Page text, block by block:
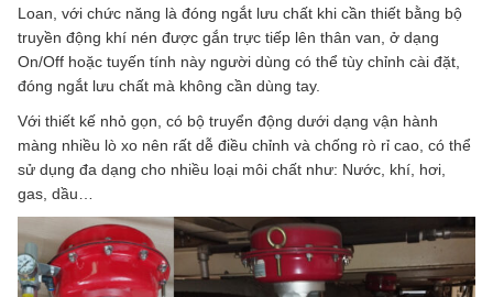
Loan, với chức năng là đóng ngắt lưu chất khi cần thiết bằng bộ
truyền động khí nén được gắn trực tiếp lên thân van, ở dạng
On/Off hoặc tuyến tính này người dùng có thể tùy chỉnh cài đặt,
đóng ngắt lưu chất mà không cần dùng tay.
Với thiết kế nhỏ gọn, có bộ truyển động dưới dạng vận hành
màng nhiều lò xo nên rất dễ điều chỉnh và chống rò rỉ cao, có thể
sử dụng đa dạng cho nhiều loại môi chất như: Nước, khí, hơi,
gas, dầu…